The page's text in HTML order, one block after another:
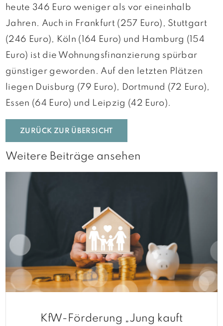
heute 346 Euro weniger als vor eineinhalb
Jahren. Auch in Frankfurt (257 Euro), Stuttgart
(246 Euro), Köln (164 Euro) und Hamburg (154
Euro) ist die Wohnungsfinanzierung spürbar
günstiger geworden. Auf den letzten Plätzen
liegen Duisburg (79 Euro), Dortmund (72 Euro),
Essen (64 Euro) und Leipzig (42 Euro).
ZURÜCK ZUR ÜBERSICHT
Weitere Beiträge ansehen
KfW-Förderung „Jung kauft